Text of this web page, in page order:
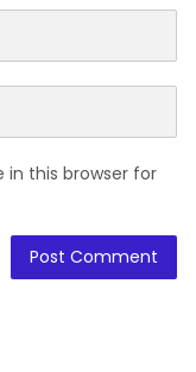
in this browser for